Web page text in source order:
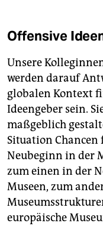
Offensive
Unsere
werden darauf
globalen Kontext
Ideengeber sein.
maßgeblich
Situation
Neubeginn in der
zum einen in der
Museen, zum
europäische